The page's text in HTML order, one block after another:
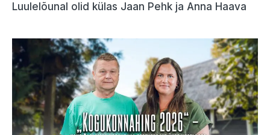
Luulelõunal olid külas Jaan Pehk ja Anna Haava